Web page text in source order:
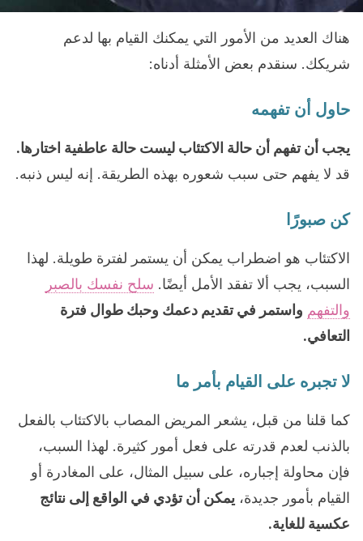
هناك العديد من الأمور التي يمكنك القيام بها لدعم
شريكك. سنقدم بعض الأمثلة أدناه:
حاول أن تفهمه
يجب أن تفهم أن حالة الاكتئاب ليست حالة عاطفية اختارها.
قد لا يفهم حتى سبب شعوره بهذه الطريقة. إنه ليس ذنبه.
كن صبورًا
الاكتئاب هو اضطراب يمكن أن يستمر لفترة طويلة. لهذا
السبب، يجب ألا تفقد الأمل أيضًا. سلح نفسك بالصبر
والتفهم واستمر في تقديم دعمك وحبك طوال فترة
التعافي.
لا تجبره على القيام بأمر ما
كما قلنا من قبل، يشعر المريض المصاب بالاكتئاب بالفعل
بالذنب لعدم قدرته على فعل أمور كثيرة. لهذا السبب،
فإن محاولة إجباره، على سبيل المثال، على المغادرة أو
القيام بأمور جديدة، يمكن أن تؤدي في الواقع إلى نتائج
عكسية للغاية.